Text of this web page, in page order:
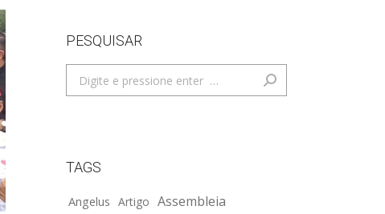
PESQUISAR
Search:
TAGS
Angelus Artigo Assembleia